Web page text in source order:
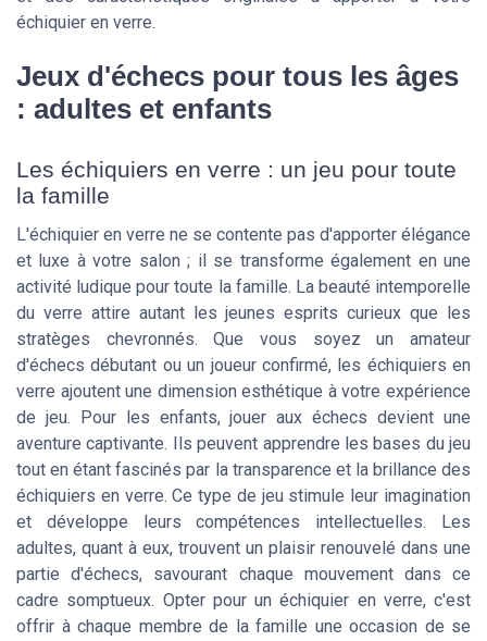
échiquier en verre.
Jeux d'échecs pour tous les âges
: adultes et enfants
Les échiquiers en verre : un jeu pour toute
la famille
L'échiquier en verre ne se contente pas d'apporter élégance
et luxe à votre salon ; il se transforme également en une
activité ludique pour toute la famille. La beauté intemporelle
du verre attire autant les jeunes esprits curieux que les
stratèges chevronnés. Que vous soyez un amateur
d'échecs débutant ou un joueur confirmé, les échiquiers en
verre ajoutent une dimension esthétique à votre expérience
de jeu. Pour les enfants, jouer aux échecs devient une
aventure captivante. Ils peuvent apprendre les bases du jeu
tout en étant fascinés par la transparence et la brillance des
échiquiers en verre. Ce type de jeu stimule leur imagination
et développe leurs compétences intellectuelles. Les
adultes, quant à eux, trouvent un plaisir renouvelé dans une
partie d'échecs, savourant chaque mouvement dans ce
cadre somptueux. Opter pour un échiquier en verre, c'est
offrir à chaque membre de la famille une occasion de se